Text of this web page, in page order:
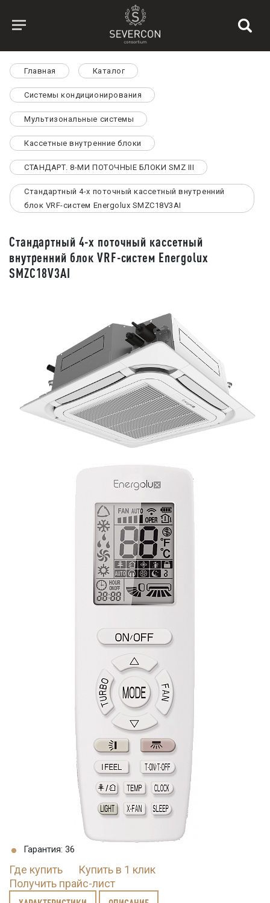
Главная Каталог
Системы кондиционирования
Мультизональные системы
Кассетные внутренние блоки
СТАНДАРТ. 8-МИ ПОТОЧНЫЕ БЛОКИ SMZ III
Стандартный 4-х поточный кассетный внутренний
блок VRF-систем Energolux SMZC18V3AI
Стандартный 4-х поточный кассетный
внутренний блок VRF-систем Energolux
SMZC18V3AI
Гарантия: 36
Где купить
Купить в 1 клик
Получить прайс-лист